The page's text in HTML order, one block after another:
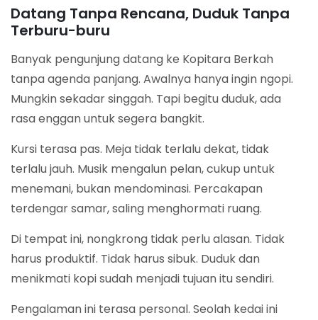
Datang Tanpa Rencana, Duduk Tanpa
Terburu-buru
Banyak pengunjung datang ke Kopitara Berkah
tanpa agenda panjang. Awalnya hanya ingin ngopi.
Mungkin sekadar singgah. Tapi begitu duduk, ada
rasa enggan untuk segera bangkit.
Kursi terasa pas. Meja tidak terlalu dekat, tidak
terlalu jauh. Musik mengalun pelan, cukup untuk
menemani, bukan mendominasi. Percakapan
terdengar samar, saling menghormati ruang.
Di tempat ini, nongkrong tidak perlu alasan. Tidak
harus produktif. Tidak harus sibuk. Duduk dan
menikmati kopi sudah menjadi tujuan itu sendiri.
Pengalaman ini terasa personal. Seolah kedai ini